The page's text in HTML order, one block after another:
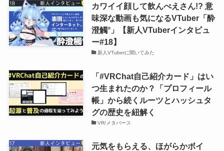
カワイイ顔して飲んべえさん!? 意
味深な動画も気になるVTuber「酔
澄觸°」【新人VTuberインタビュ
ー#18】
新人VTuberに聞いてみた
「#VRChat自己紹介カード」はい
つ生まれたのか？「プロフィール
帳」から続くルーツとハッシュタ
グの歴史を紐解く
VR/メタバース
元気をもらえる、ほがらかボイ